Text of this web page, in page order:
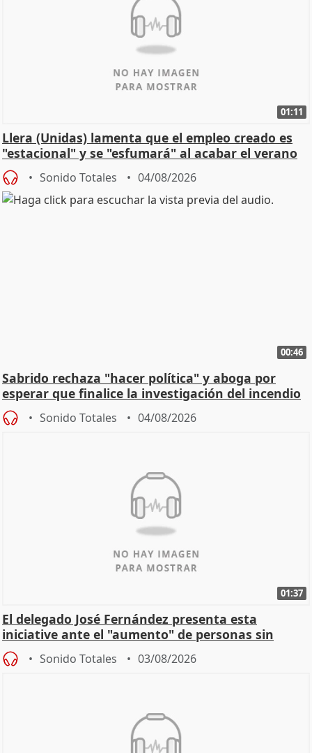
01:11
Llera (Unidas) lamenta que el empleo creado es
"estacional" y se "esfumará" al acabar el verano
Sonido Totales 04/08/2026
00:46
Sabrido rechaza "hacer política" y aboga por
esperar que finalice la investigación del incendio
Sonido Totales 04/08/2026
01:37
El delegado José Fernández presenta esta
iniciative ante el "aumento" de personas sin
hogar en Madri
Sonido Totales 03/08/2026